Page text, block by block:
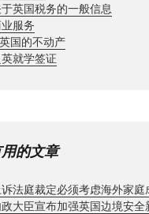
英国税务的一般信息
服务
国的不动产
就学签证
的文章
法庭裁定必须考虑海外家庭
大臣宣布加强英国边境安全